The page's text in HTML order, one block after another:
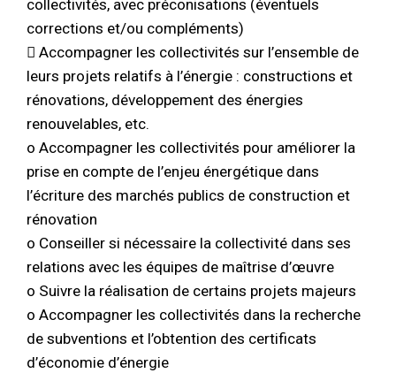
collectivités, avec préconisations (éventuels
corrections et/ou compléments)
 Accompagner les collectivités sur l’ensemble de
leurs projets relatifs à l’énergie : constructions et
rénovations, développement des énergies
renouvelables, etc.
o Accompagner les collectivités pour améliorer la
prise en compte de l’enjeu énergétique dans
l’écriture des marchés publics de construction et
rénovation
o Conseiller si nécessaire la collectivité dans ses
relations avec les équipes de maîtrise d’œuvre
o Suivre la réalisation de certains projets majeurs
o Accompagner les collectivités dans la recherche
de subventions et l’obtention des certificats
d’économie d’énergie